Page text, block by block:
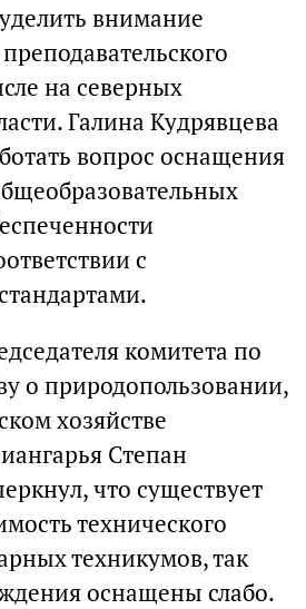
внимание
на северных
Галина Кудрявцева
вопрос оснащения
с
комитета по
о природопользовании,
хозяйстве
Степан
что существует
технического
техникумов, так
оснащены слабо.